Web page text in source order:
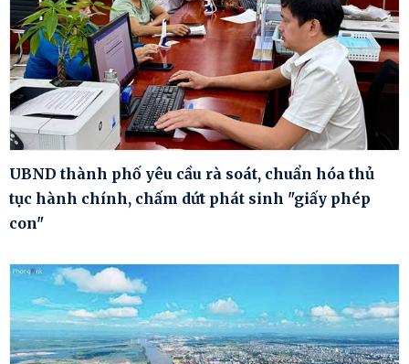
UBND thành phố yêu cầu rà soát, chuẩn hóa thủ
tục hành chính, chấm dứt phát sinh "giấy phép
con"